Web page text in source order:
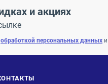
и акциях
обработкой персональных данных и